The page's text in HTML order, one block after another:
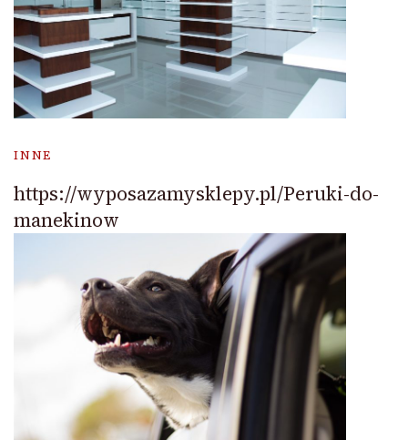
INNE
https://wyposazamysklepy.pl/Peruki-do-
manekinow